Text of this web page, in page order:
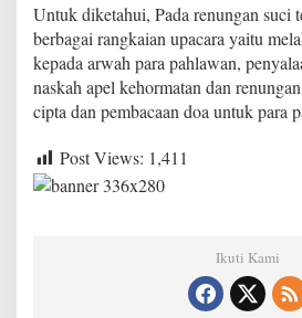
a
n
S
u
c
i
e
Untuk diketahui, Pada renungan suci
berbagai rangkaian upacara yaitu
kepada arwah para pahlawan,
naskah apel kehormatan dan
cipta dan pembacaan doa untuk para
Post Views: 1,411
Ikuti Kami